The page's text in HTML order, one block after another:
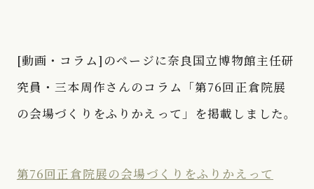
[動画・コラム]のページに奈良国立博物館主任研
究員・三本周作さんのコラム「第76回正倉院展
の会場づくりをふりかえって」を掲載しました。
第76回正倉院展の会場づくりをふりかえって